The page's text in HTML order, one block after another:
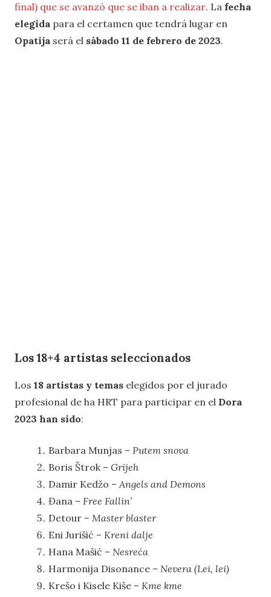
final) que se avanzó que se iban a realizar. La fecha
elegida para el certamen que tendrá lugar en
Opatija será el sábado 11 de febrero de 2023.
Los 18+4 artistas seleccionados
Los 18 artistas y temas elegidos por el jurado
profesional de ha HRT para participar en el Dora
2023 han sido:
Barbara Munjas – Putem snova
Boris Štrok – Grijeh
Damir Kedžo – Angels and Demons
Đana – Free Fallin’
Detour – Master blaster
Eni Jurišić – Kreni dalje
Hana Mašić – Nesreća
Harmonija Disonance – Nevera (Lei, lei)
Krešo i Kisele Kiše – Kme kme